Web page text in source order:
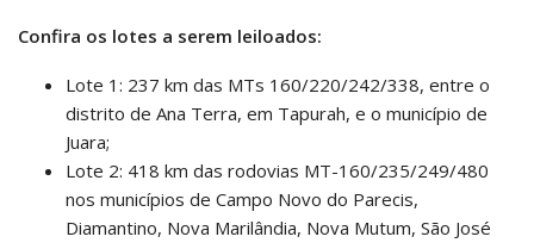
Confira os lotes a serem leiloados:
Lote 1: 237 km das MTs 160/220/242/338, entre o
distrito de Ana Terra, em Tapurah, e o município de
Juara;
Lote 2: 418 km das rodovias MT-160/235/249/480
nos municípios de Campo Novo do Parecis,
Diamantino, Nova Marilândia, Nova Mutum, São José